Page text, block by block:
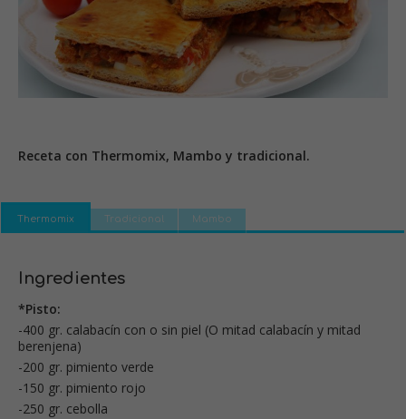
Receta con Thermomix, Mambo y tradicional.
Thermomix Tradicional Mambo
Ingredientes
*Pisto:
-400 gr. calabacín con o sin piel (O mitad calabacín y mitad
berenjena)
-200 gr. pimiento verde
-150 gr. pimiento rojo
-250 gr. cebolla